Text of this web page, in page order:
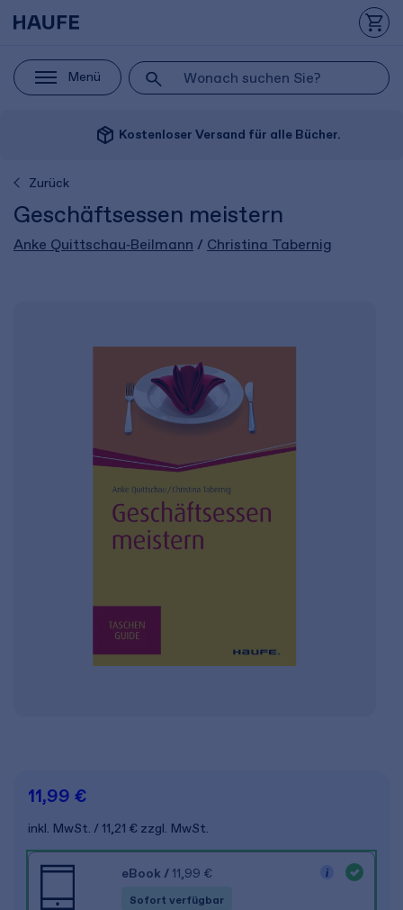
Menü
package_2 Kostenloser Versand für alle Bücher.
Zurück
Geschäftsessen meistern
Anke Quittschau‑Beilmann / Christina Tabernig
11,99 €
inkl. MwSt. 11,21 € zzgl. MwSt.
eBook / 11,99 €
Sofort verfügbar